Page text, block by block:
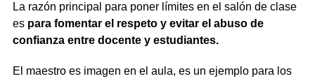
La razón principal para poner límites en el salón de clase
es para fomentar el respeto y evitar el abuso de
confianza entre docente y estudiantes.
El maestro es imagen en el aula, es un ejemplo para los